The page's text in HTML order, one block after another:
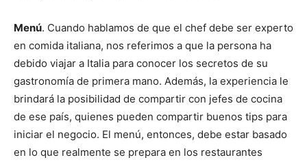
Menú. Cuando hablamos de que el chef debe ser experto
en comida italiana, nos referimos a que la persona ha
debido viajar a Italia para conocer los secretos de su
gastronomía de primera mano. Además, la experiencia le
brindará la posibilidad de compartir con jefes de cocina
de ese país, quienes pueden compartir buenos tips para
iniciar el negocio. El menú, entonces, debe estar basado
en lo que realmente se prepara en los restaurantes